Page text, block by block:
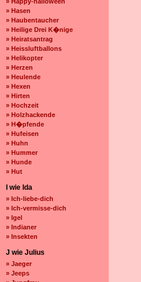
» Hasen
» Haubentaucher
» Heilige Drei K�nige
» Heiratsantrag
» Heissluftballons
» Helikopter
» Herzen
» Heulende
» Hexen
» Hirten
» Hochzeit
» Holzhackende
» H�pfende
» Hufeisen
» Huhn
» Hummer
» Hunde
» Hut
I wie Ida
» Ich-liebe-dich
» Ich-vermisse-dich
» Igel
» Indianer
» Insekten
J wie Julius
» Jaeger
» Jeeps